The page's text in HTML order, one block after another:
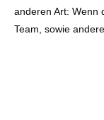
anderen Art: Wenn
Team, sowie